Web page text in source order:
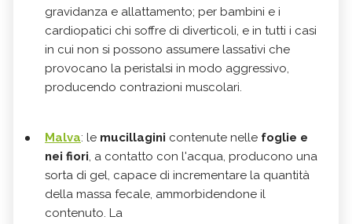
gravidanza e allattamento; per bambini e i
cardiopatici chi soffre di diverticoli, e in tutti i casi
in cui non si possono assumere lassativi che
provocano la peristalsi in modo aggressivo,
producendo contrazioni muscolari.
Malva: le mucillagini contenute nelle foglie e
nei fiori, a contatto con l'acqua, producono una
sorta di gel, capace di incrementare la quantità
della massa fecale, ammorbidendone il
contenuto. La